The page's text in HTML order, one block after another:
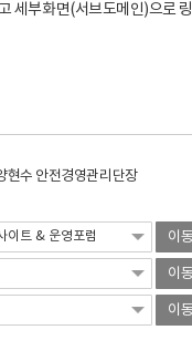
세부화면(서브도메인)으로
현수 안전경영관리단장
이동
이동
이동